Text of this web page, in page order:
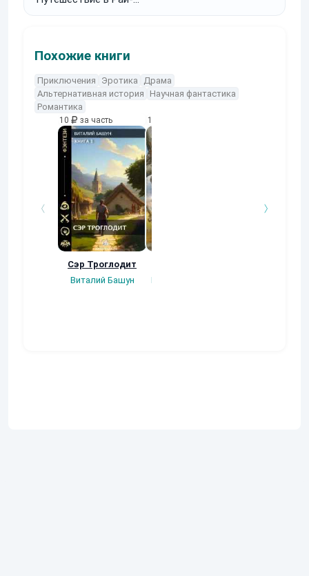
Похожие книги
Приключения Эротика
Драма
Альтернативная история
Научная фантастика
Романтика
10 за часть
Сэр Троглодит
Виталий Башун
10
Плотников Сергей